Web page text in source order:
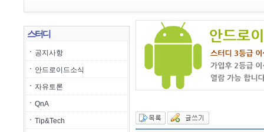
스터디
공지사항
안드로이드소식
자유토론
QnA
Tip&Tech